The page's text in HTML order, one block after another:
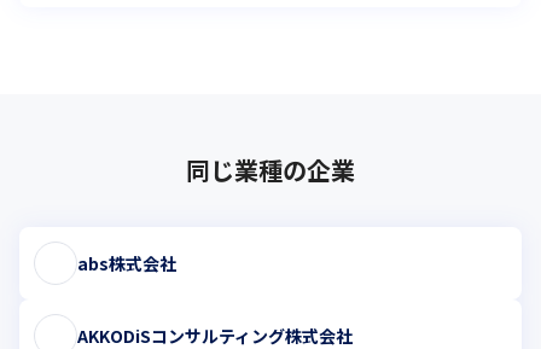
同じ業種の企業
abs株式会社
AKKODiSコンサルティング株式会社